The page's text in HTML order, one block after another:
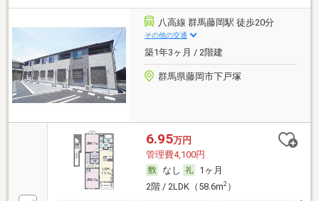
八高線 群馬藤岡駅 徒歩20分
その他の交通
築1年3ヶ月 / 2階建
群馬県藤岡市下戸塚
6.95万円
管理費4,100円
なし
1ヶ月
2階 / 2LDK（58.6m2）